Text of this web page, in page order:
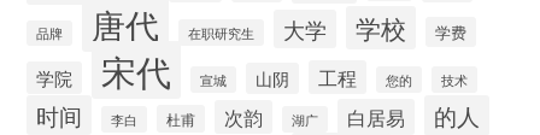
品牌 唐代 在职研究生 大学 学校 学费
学院 宋代 宣城 山阴 工程 您的 技术
时间 李白 杜甫 次韵 湖广 白居易 的人